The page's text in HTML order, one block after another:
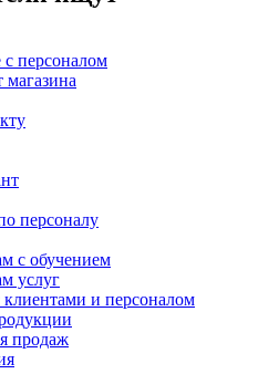
с персоналом
магазина
персоналу
с обучением
услуг
и персоналом
продаж